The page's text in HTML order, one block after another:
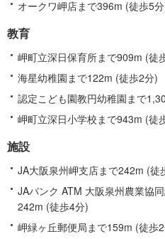
オークワ岬店まで396m (徒歩5
教育
岬町立深日保育所まで909m (徒
海星幼稚園まで122m (徒歩2分)
認定こども園教円幼稚園まで
岬町立深日小学校まで943m (徒
施設
JA大阪泉州岬支店まで242m (徒
JAバンク ATM 大阪泉州農業協
242m (徒歩4分)
岬緑ヶ丘郵便局まで159m (徒歩